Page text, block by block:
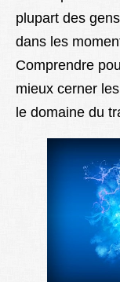
plupart des
dans les
Comprendre
mieux cerner
le domaine du